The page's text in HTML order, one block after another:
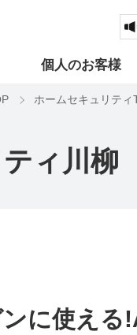
個人のお客様
ホームセキュリティ
ィ川柳
に使え